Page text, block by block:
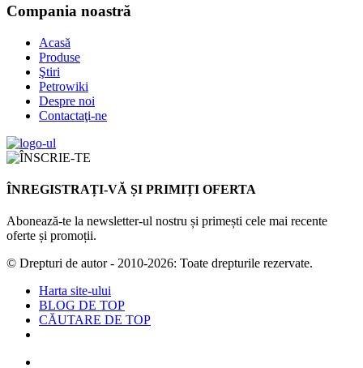
Compania noastră
Acasă
Produse
Ştiri
Petrowiki
Despre noi
Contactaţi-ne
ÎNREGISTRAȚI-VĂ ȘI PRIMIȚI OFERTA
Abonează-te la newsletter-ul nostru și primești cele mai recente
oferte și promoții.
© Drepturi de autor - 2010-2026: Toate drepturile rezervate.
Harta site-ului
BLOG DE TOP
CĂUTARE DE TOP